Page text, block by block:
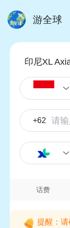
游全球
印尼XL
+62
话费
提醒：